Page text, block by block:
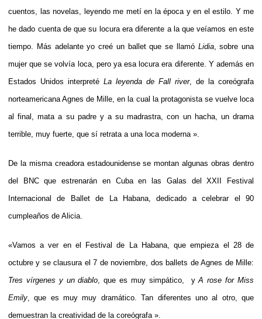
cuentos, las novelas, leyendo me metí en la época y en el estilo. Y me
he dado cuenta de que su locura era diferente a la que veíamos en este
tiempo. Más adelante yo creé un ballet que se llamó Lidia, sobre una
mujer que se volvía loca, pero ya esa locura era diferente. Y además en
Estados Unidos interpreté La leyenda de Fall river, de la coreógrafa
norteamericana Agnes de Mille, en la cual la protagonista se vuelve loca
al final, mata a su padre y a su madrastra, con un hacha, un drama
terrible, muy fuerte, que sí retrata a una loca moderna ».
De la misma creadora estadounidense se montan algunas obras dentro
del BNC que estrenarán en Cuba en las Galas del XXII Festival
Internacional de Ballet de La Habana, dedicado a celebrar el 90
cumpleaños de Alicia.
«Vamos a ver en el Festival de La Habana, que empieza el 28 de
octubre y se clausura el 7 de noviembre, dos ballets de Agnes de Mille:
Tres vírgenes y un diablo , que es muy simpático, yA rose for Miss
Emily , que es muy muy dramático. Tan diferentes uno al otro, que
demuestran la creatividad de la coreógrafa ».